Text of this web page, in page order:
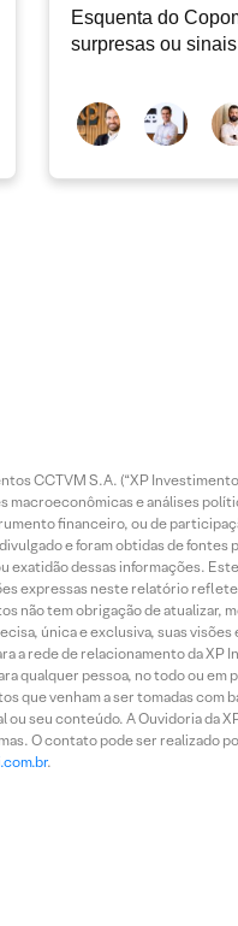
Esquenta do
surpresas ou sinais
CCTVM S.A. (“XP
e análises
financeiro, ou de
e foram obtidas de
dessas informações.
expressas neste relatório
não tem obrigação de
única e exclusiva, suas
a rede de relacionamento da
qualquer pessoa, no todo ou
que venham a ser tomadas
seu conteúdo. A Ouvidoria da
O contato pode ser
.